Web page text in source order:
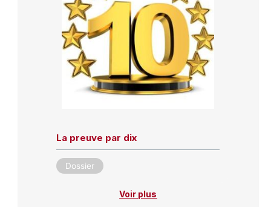
La preuve par dix
Dossier
Voir plus